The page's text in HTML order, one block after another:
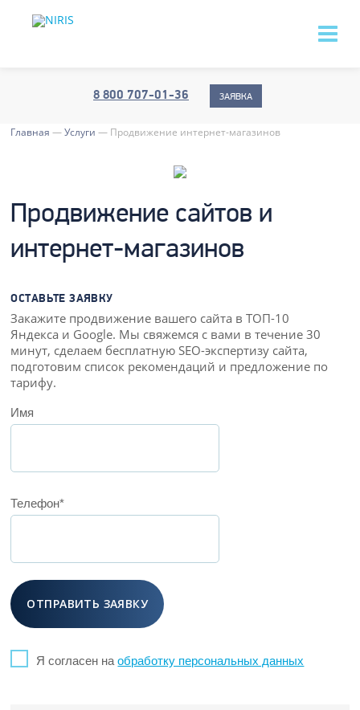
8 800 707-01-36 ЗАЯВКА
Главная —Услуги — Продвижение интернет-магазинов
Продвижение сайтов и
интернет-магазинов
ОСТАВЬТЕ ЗАЯВКУ
Закажите продвижение вашего сайта в ТОП-10
Яндекса и Google. Мы свяжемся с вами в течение 30
минут, сделаем бесплатную SEO-экспертизу сайта,
подготовим список рекомендаций и предложение по
тарифу.
Имя
Телефон*
ОТПРАВИТЬ ЗАЯВКУ
Я согласен наобработку персональных данных